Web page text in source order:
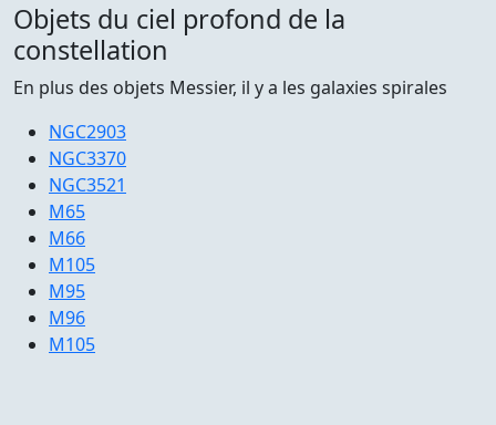
Objets du ciel profond de la
constellation
En plus des objets Messier, il y a les galaxies spirales
NGC2903
NGC3370
NGC3521
M65
M66
M105
M95
M96
M105